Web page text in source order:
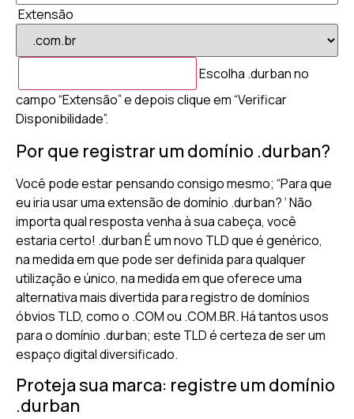
Extensão
Escolha .durban no
campo “Extensão” e depois clique em “Verificar
Disponibilidade”.
Por que registrar um domínio .durban?
Você pode estar pensando consigo mesmo; “Para que
eu iria usar uma extensão de domínio .durban? ‘ Não
importa qual resposta venha à sua cabeça, você
estaria certo! .durban É um novo TLD que é genérico,
na medida em que pode ser definida para qualquer
utilização e único, na medida em que oferece uma
alternativa mais divertida para registro de domínios
óbvios TLD, como o .COM ou .COM.BR. Há tantos usos
para o domínio .durban; este TLD é certeza de ser um
espaço digital diversificado.
Proteja sua marca: registre um domínio
.durban